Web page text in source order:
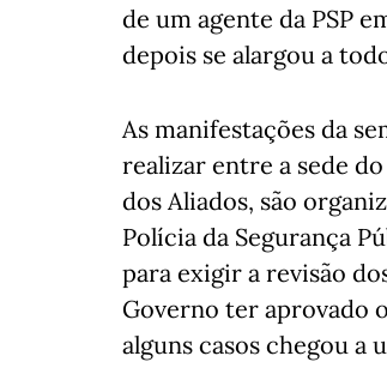
de um agente da PSP
depois se alargou a
As manifestações da
realizar entre a sede
dos Aliados, são
Polícia da Segurança
para exigir a revisão
Governo ter aprovado
alguns casos chegou a